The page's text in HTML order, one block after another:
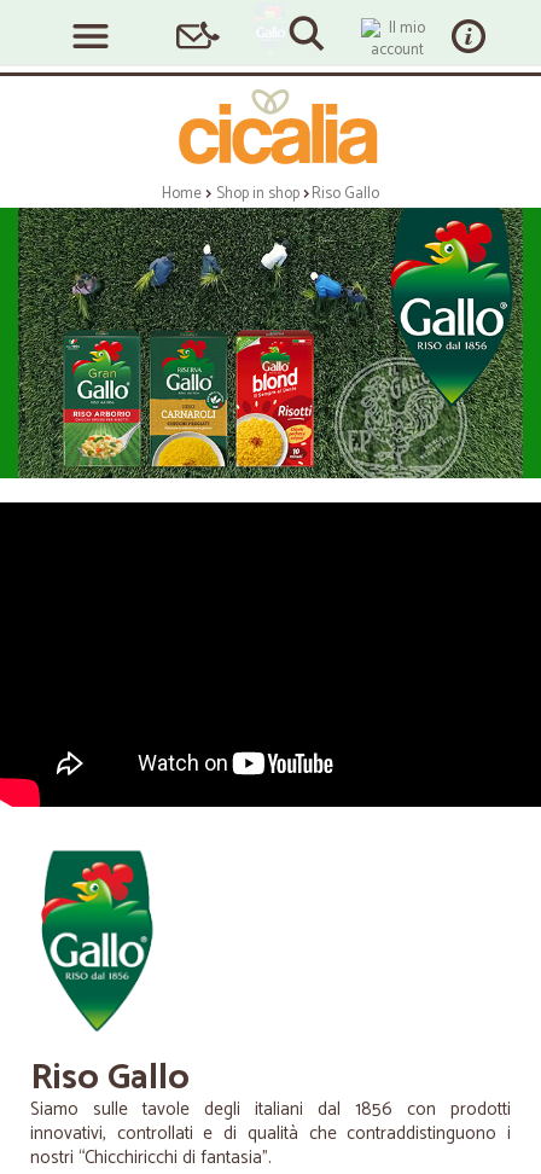
Home Shop in shop Riso Gallo
Riso Gallo
Siamo sulle tavole degli italiani dal 1856 con prodotti
innovativi, controllati e di qualità che contraddistinguono i
nostri “Chicchiricchi di fantasia”.